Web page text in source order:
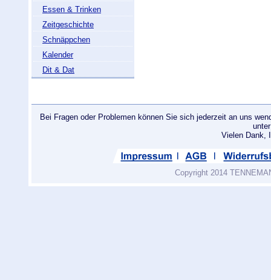
Essen & Trinken
Zeitgeschichte
Schnäppchen
Kalender
Dit & Dat
Bei Fragen oder Problemen können Sie sich jederzeit an uns
Vielen Dank,
Copyright 2014